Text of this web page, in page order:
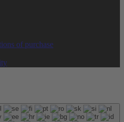
of purchase